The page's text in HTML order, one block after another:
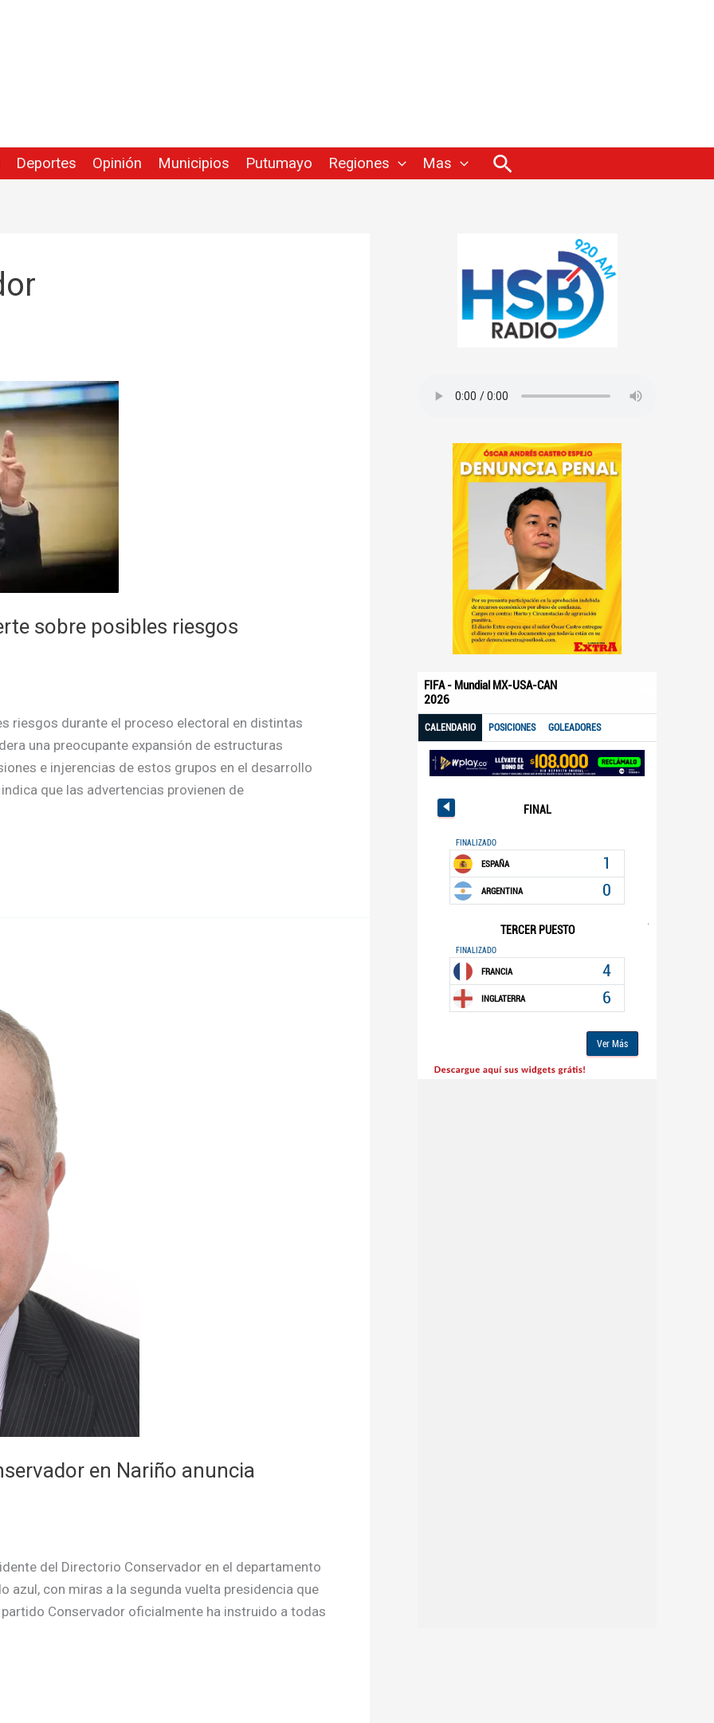
Deportes Opinión Municipios Putumayo Regiones Mas Buscar
sobre posibles riesgos
riesgos durante el proceso electoral en distintas
una preocupante expansión de estructuras
e injerencias de estos grupos en el desarrollo
que las advertencias provienen de
en Nariño anuncia
del Directorio Conservador en el departamento
azul, con miras a la segunda vuelta presidencia que
Conservador oficialmente ha instruido a todas